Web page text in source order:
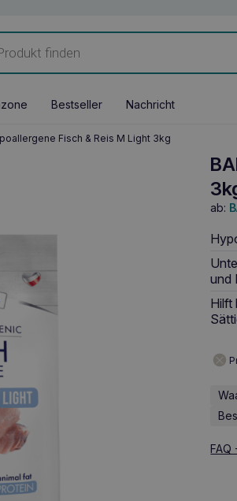
Bestseller Nachricht
Fisch & Reis M Light 3kg
ab:
und
Hilft
FAQ